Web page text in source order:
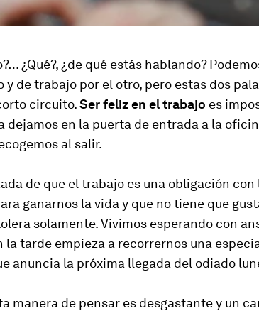
¿Qué?, ¿de qué estás hablando?
de trabajo por el otro, pero estas dos
circuito.Ser feliz en el trabajo es
dejamos en la puerta de entrada a la
al salir.
de que el trabajo es una obligación con
ganarnos la vida y que no tiene que
solamente. Vivimos esperando con
la tarde empieza a recorrernos una
anuncia la próxima llegada del odiado
manera de pensar es desgastante y un